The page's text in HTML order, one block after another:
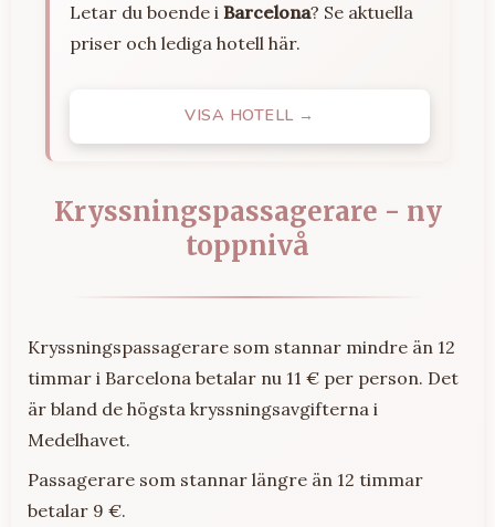
Letar du boende i Barcelona? Se aktuella
priser och lediga hotell här.
VISA HOTELL →
Kryssningspassagerare - ny
toppnivå
Kryssningspassagerare som stannar mindre än 12
timmar i Barcelona betalar nu 11 € per person. Det
är bland de högsta kryssningsavgifterna i
Medelhavet.
Passagerare som stannar längre än 12 timmar
betalar 9 €.